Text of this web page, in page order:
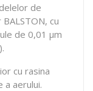
de
cu
de 0,01 µm
cu rasina
a aerului.